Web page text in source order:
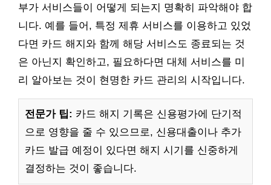
부가 서비스들이 어떻게 되는지 명확히 파악해야 합
니다. 예를 들어, 특정 제휴 서비스를 이용하고 있었
다면 카드 해지와 함께 해당 서비스도 종료되는 것
은 아닌지 확인하고, 필요하다면 대체 서비스를 미
리 알아보는 것이 현명한 카드 관리의 시작입니다.
전문가 팁: 카드 해지 기록은 신용평가에 단기적
으로 영향을 줄 수 있으므로, 신용대출이나 추가
카드 발급 예정이 있다면 해지 시기를 신중하게
결정하는 것이 좋습니다.